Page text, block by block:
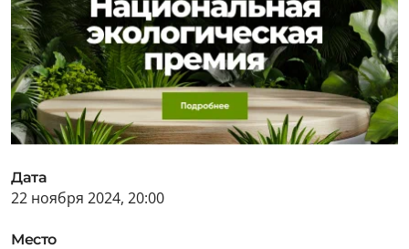
Дата
22 ноября 2024, 20:00
Место